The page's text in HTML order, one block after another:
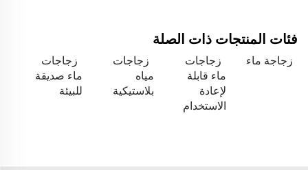
فئات المنتجات ذات الصلة
زجاجة ماء
زجاجات
ماء قابلة
لإعادة
الاستخدام
زجاجات
مياه
بلاستيكية
زجاجات
ماء صديقة
للبيئة